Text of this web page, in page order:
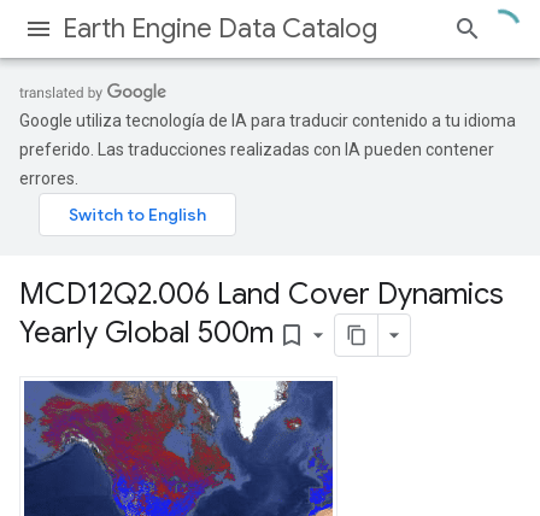
Earth Engine Data Catalog
Google utiliza tecnología de IA para traducir contenido a tu idioma
preferido. Las traducciones realizadas con IA pueden contener
errores.
MCD12Q2.006 Land Cover Dynamics
Yearly Global 500m bookmark_border